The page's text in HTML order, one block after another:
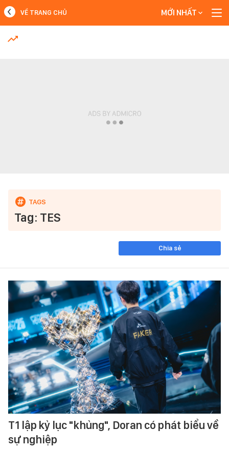
MỚI NHẤT
VỀ TRANG CHỦ MỚI NHẤT
Tag: TES
Chia sẻ
T1 lập kỷ lục "khủng", Doran có phát biểu về
sự nghiệp